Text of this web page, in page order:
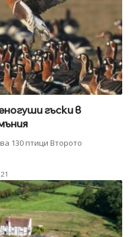
гъски в
130 птици Второто